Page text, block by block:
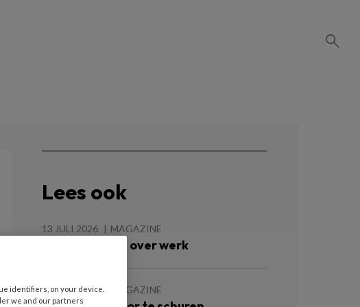
Lees ook
13 JULI 2026 MAGAZINE
Goede vragen over werk
13 JULI 2026 MAGAZINE
identifiers, on your device.
we and our partners